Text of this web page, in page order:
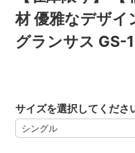
材 優雅なデザイ
グランサス GS-
サイズを選択してくださ